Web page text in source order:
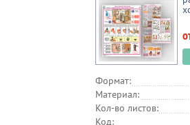
Формат:
Материал:
Кол-во листов:
Код: